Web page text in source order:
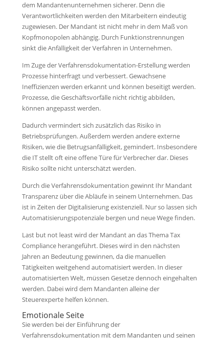
dem Mandantenunternehmen sicherer. Denn die
Verantwortlichkeiten werden den Mitarbeitern eindeutig
zugewiesen. Der Mandant ist nicht mehr in dem Maß von
Kopfmonopolen abhängig. Durch Funktionstrennungen
sinkt die Anfälligkeit der Verfahren in Unternehmen.
Im Zuge der Verfahrensdokumentation-Erstellung werden
Prozesse hinterfragt und verbessert. Gewachsene
Ineffizienzen werden erkannt und können beseitigt werden.
Prozesse, die Geschäftsvorfälle nicht richtig abbilden,
können angepasst werden.
Dadurch vermindert sich zusätzlich das Risiko in
Betriebsprüfungen. Außerdem werden andere externe
Risiken, wie die Betrugsanfälligkeit, gemindert. Insbesondere
die IT stellt oft eine offene Türe für Verbrecher dar. Dieses
Risiko sollte nicht unterschätzt werden.
Durch die Verfahrensdokumentation gewinnt Ihr Mandant
Transparenz über die Abläufe in seinem Unternehmen. Das
ist in Zeiten der Digitalisierung existenziell. Nur so lassen sich
Automatisierungspotenziale bergen und neue Wege finden.
Last but not least wird der Mandant an das Thema Tax
Compliance herangeführt. Dieses wird in den nächsten
Jahren an Bedeutung gewinnen, da die manuellen
Tätigkeiten weitgehend automatisiert werden. In dieser
automatisierten Welt, müssen Gesetze dennoch eingehalten
werden. Dabei wird dem Mandanten alleine der
Steuerexperte helfen können.
Emotionale Seite
Sie werden bei der Einführung der
Verfahrensdokumentation mit dem Mandanten und seinen